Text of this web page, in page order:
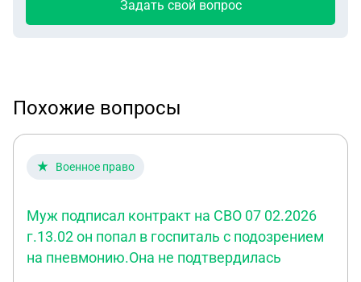
Задать свой вопрос
Похожие вопросы
Военное право
Муж подписал контракт на СВО 07 02.2026
г.13.02 он попал в госпиталь с подозрением
на пневмонию.Она не подтвердилась